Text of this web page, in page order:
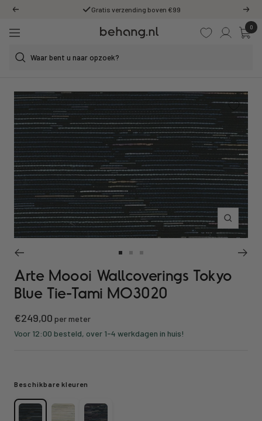
naar
content
Vorige Gratis verzending boven €99
0
Behang.nl
Navigatie
Inzoomen
naar
slide
1
naar
slide
2
naar
slide
3
Arte Moooi Wallcoverings Tokyo
Blue Tie-Tami MO3020
Kortings
prijs
€249,00 per meter
Voor 12:00 besteld, over 1-4 werkdagen in huis!
Beschikbare kleuren